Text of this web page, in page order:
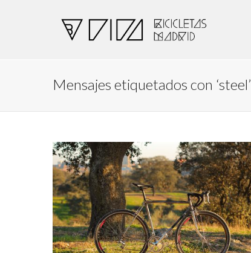
Mensajes etiquetados con ‘steel’